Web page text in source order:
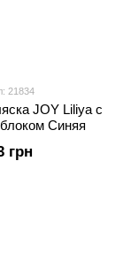
21834
JOY Liliya с
Синяя
грн